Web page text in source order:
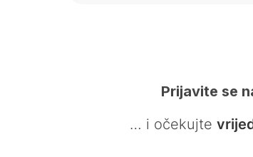
Prijavite se
… i očekujte